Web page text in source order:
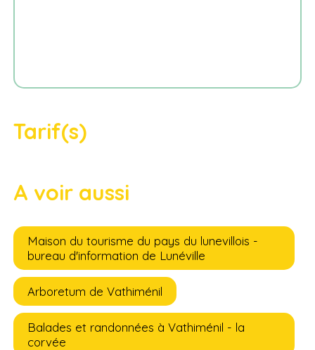
Tarif(s)
A voir aussi
Maison du tourisme du pays du lunevillois -
bureau d'information de Lunéville
Arboretum de Vathiménil
Balades et randonnées à Vathiménil - la
corvée